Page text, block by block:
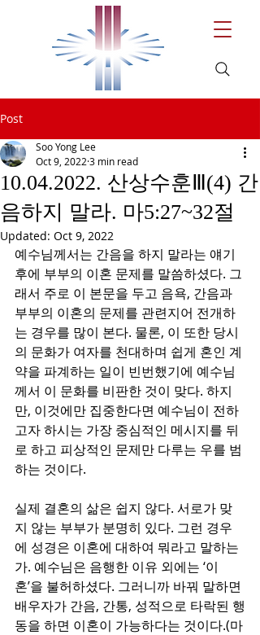
Post
10.04.2022. 산상수훈Ⅲ(4) 간
음하지 말라. 마5:27~32절
Soo Yong Lee
Oct 9, 2022 3 min read
Updated: Oct 9, 2022
예수님께서는 간음을 하지 말라는 얘기
후에 부부의 이혼 문제를 말씀하셨다. 그
래서 주로 이 본문을 두고 음욕, 간음과
부부의 이혼의 문제를 관련지어 전개하
는 경우를 많이 본다. 물론, 이 또한 당시
의 문화가 여자를 천대하며 쉽게 혼인 계
약을 파계하는 일이 빈번했기에 예수님
께서 이 문화를 비판한 것이 맞다. 하지
만, 이것에만 집중한다면 예수님이 전하
고자 하시는 가장 중심적인 메시지를 뒤
로 하고 피상적인 문제만 다루는 우를 범
하는 것이다.
실제 결혼의 삶은 쉽지 않다. 서로가 맞
지 않는 부부가 분명히 있다. 그런 경우
에 성경은 이혼에 대하여 뭐라고 말하는
가. 예수님은 음행한 이유 외에는 ‘이
혼’을 불허하셨다. 그러니까 바꿔 말하면
배우자가 간음, 간통, 성적으로 타락된 행
동을 하면 이혼이 가능하다는 것이다.(마